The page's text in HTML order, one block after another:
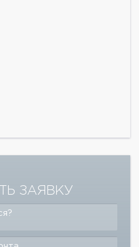
ЗАЯВКУ